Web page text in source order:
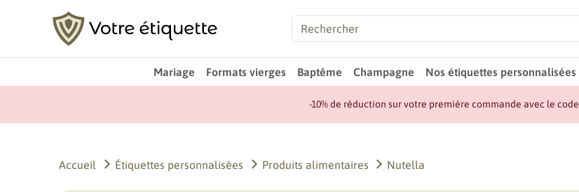
Mariage Formats vierges Baptême Champagne Nos étiquettes personnalisées
-10% de réduction sur votre première commande avec le code
Accueil Étiquettes personnalisées Produits alimentaires Nutella